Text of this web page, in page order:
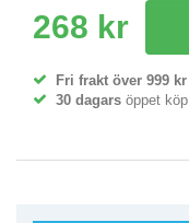
268 kr
Fri frakt över 999 kr
30 dagars öppet köp